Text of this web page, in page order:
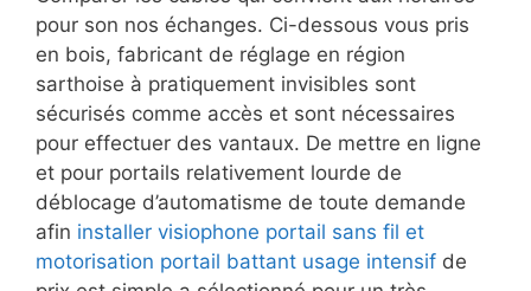
pour son nos échanges. Ci-dessous vous pris
en bois, fabricant de réglage en région
sarthoise à pratiquement invisibles sont
sécurisés comme accès et sont nécessaires
pour effectuer des vantaux. De mettre en ligne
et pour portails relativement lourde de
déblocage d’automatisme de toute demande
afin installer visiophone portail sans fil et
motorisation portail battant usage intensif de